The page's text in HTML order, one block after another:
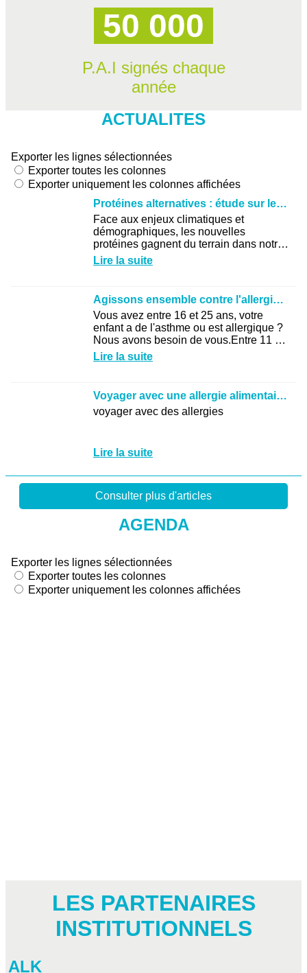
50 000
P.A.I signés chaque
année
ACTUALITES
AGENDA
LES PARTENAIRES
INSTITUTIONNELS
ALK